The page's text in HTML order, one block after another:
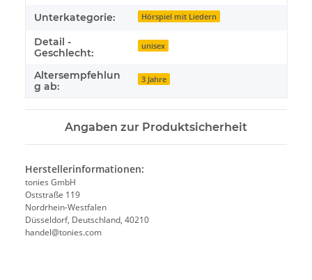
Unterkategorie: Hörspiel mit Liedern
Detail -
Geschlecht:
unisex
Altersempfehlun
g ab:
3 Jahre
Angaben zur Produktsicherheit
Herstellerinformationen:
tonies GmbH
Oststraße 119
Nordrhein-Westfalen
Düsseldorf, Deutschland, 40210
handel@tonies.com